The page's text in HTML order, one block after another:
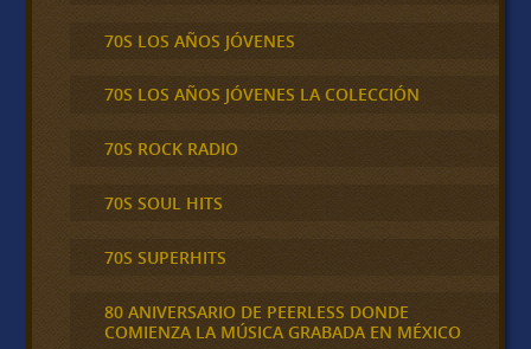
70S LOS AÑOS JÓVENES
70S LOS AÑOS JÓVENES LA COLECCIÓN
70S ROCK RADIO
70S SOUL HITS
70S SUPERHITS
80 ANIVERSARIO DE PEERLESS DONDE
COMIENZA LA MÚSICA GRABADA EN MÉXICO